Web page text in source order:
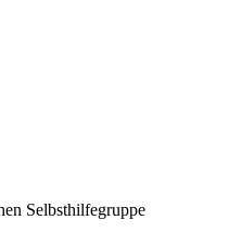
Selbsthilfegruppe